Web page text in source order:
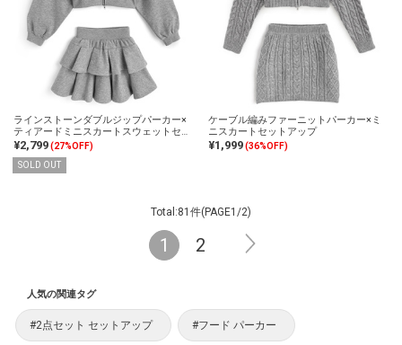
ラインストーンダブルジップパーカー×
ティアードミニスカートスウェットセッ
トアップ
¥2,799(27%OFF)
SOLD OUT
ケーブル編みファーニットパーカー×ミ
ニスカートセットアップ
¥1,999(36%OFF)
Total:81件(PAGE1/2)
1 2
人気の関連タグ
#2点セット セットアップ #フード パーカー